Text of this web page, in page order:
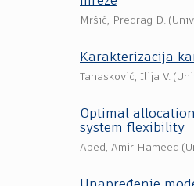
Mršić, Predrag D. (
Karakterizacija
Tanasković, Ilija V. (
Optimal
system flexibility
Abed, Amir Hameed (